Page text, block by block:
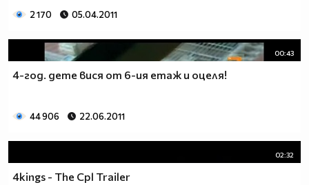
2 170 05.04.2011
00:43
4-год. дете вися от 6-ия етаж и оцеля!
44 906 22.06.2011
02:32
4kings - The Cpl Trailer